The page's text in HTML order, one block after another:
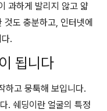
과하게 발리지 않고 얇
도 충분하고, 인터넷에
.
됩니다
하고 뭉툭해 보입니다.
. 쉐딩이란 얼굴의 특정